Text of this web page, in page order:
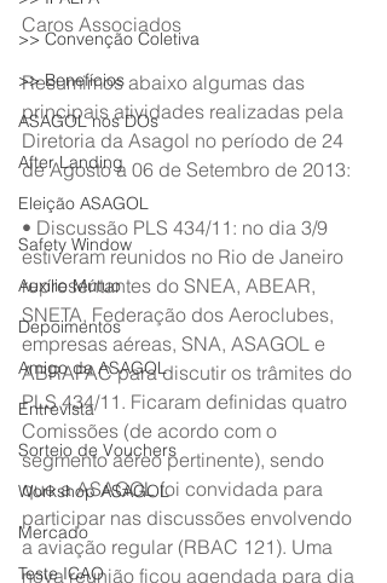
>> Convenção Coletiva
>> Benefícios
ASAGOL nos DOs
After Landing
Eleição ASAGOL
Safety Window
Auxílio Mútuo
Depoimentos
Amigo da ASAGOL
Entrevista
Sorteio de Vouchers
Workshop ASAGOL
Mercado
Teste ICAO
Caros Associados
Resumimos abaixo algumas das
principais atividades realizadas pela
Diretoria da Asagol no período de 24
de Agosto a 06 de Setembro de 2013:
• Discussão PLS 434/11: no dia 3/9
estiveram reunidos no Rio de Janeiro
representantes do SNEA, ABEAR,
SNETA, Federação dos Aeroclubes,
empresas aéreas, SNA, ASAGOL e
ABRAPAC para discutir os trâmites do
PLS 434/11. Ficaram definidas quatro
Comissões (de acordo com o
segmento aéreo pertinente), sendo
que a ASAGOL foi convidada para
participar nas discussões envolvendo
a aviação regular (RBAC 121). Uma
nova reunião ficou agendada para dia